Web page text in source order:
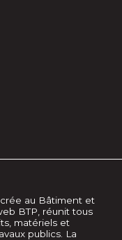
au Bâtiment et
BTP, réunit tous
matériels et
publics. La